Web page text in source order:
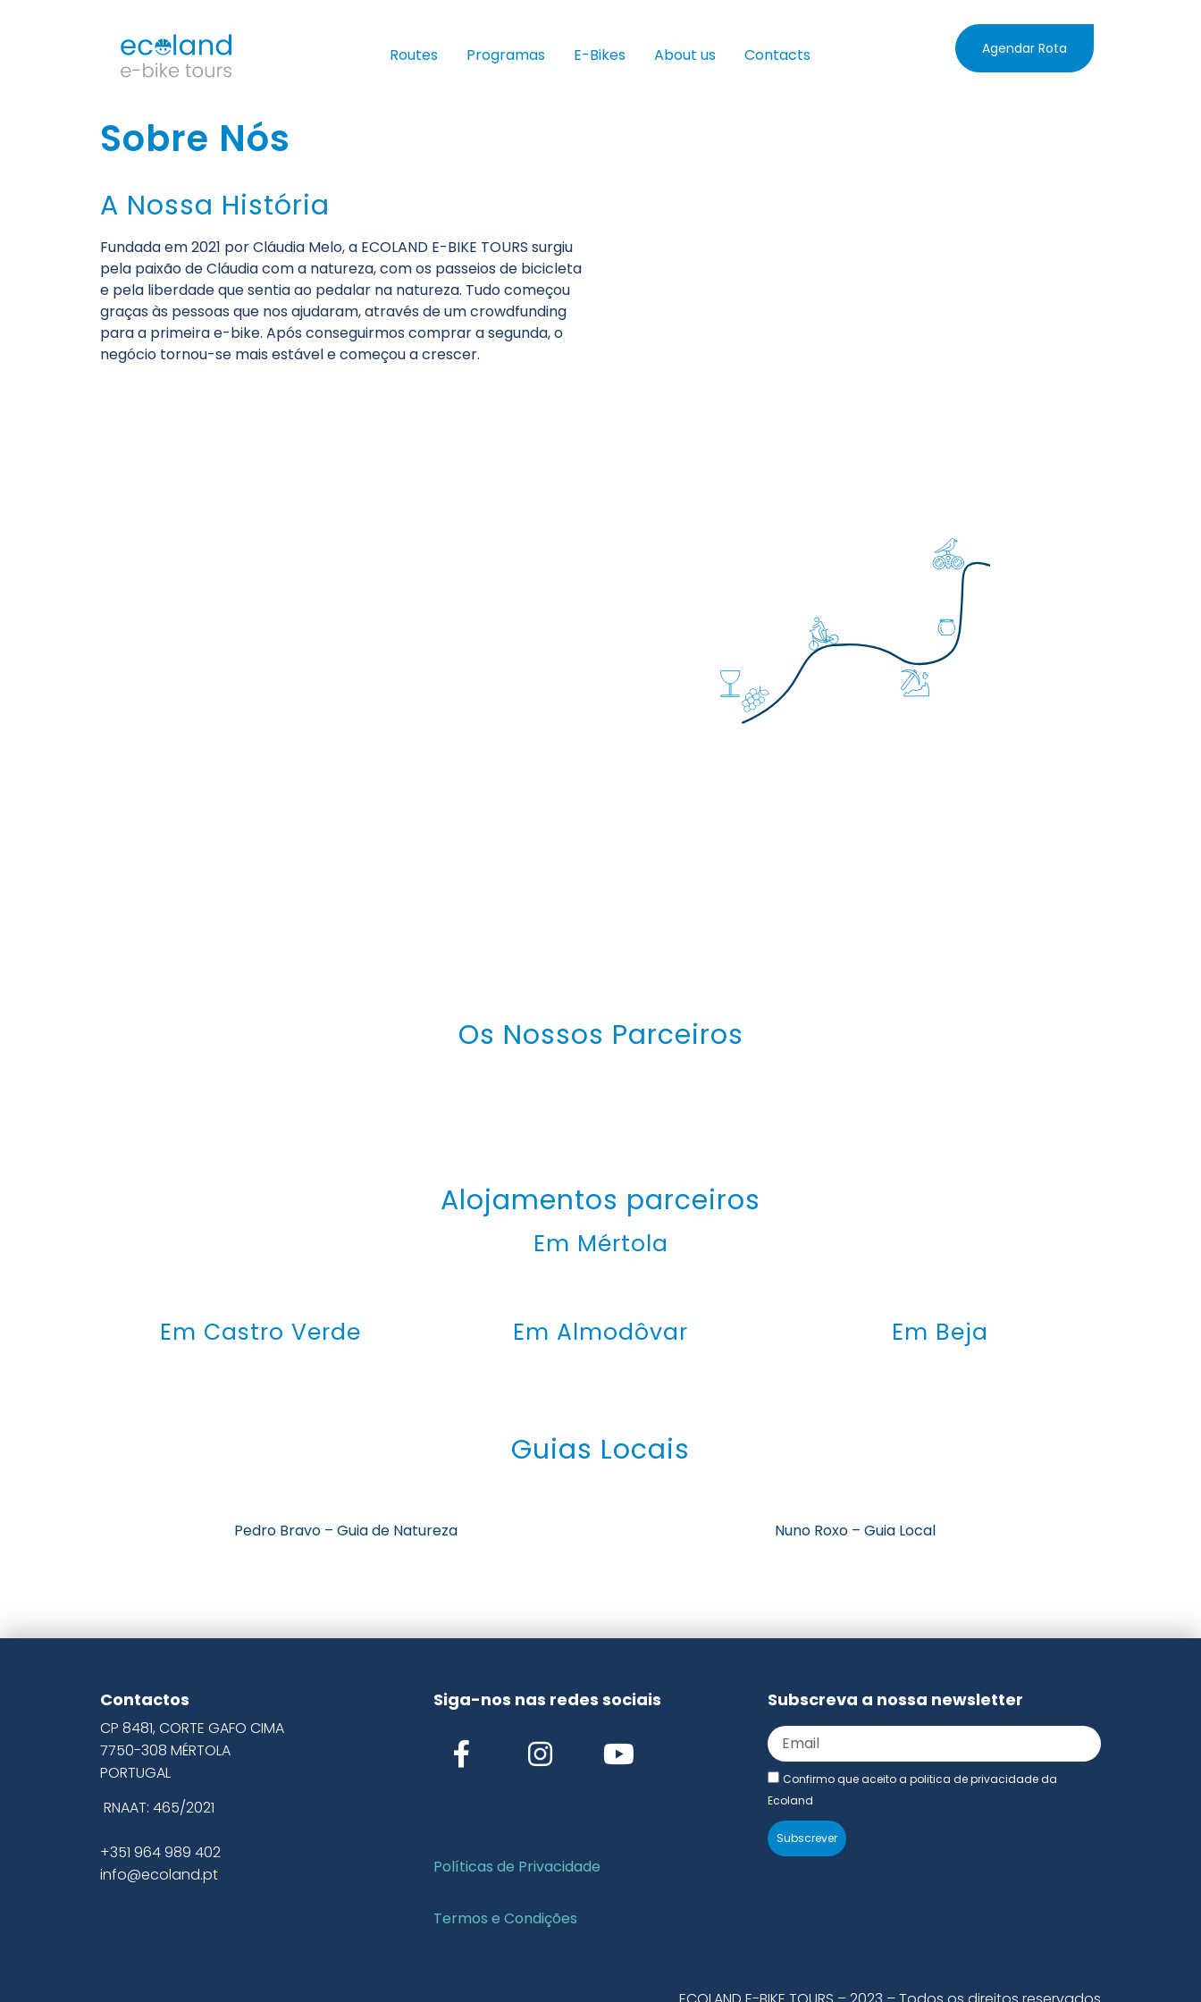
Routes Programas E-Bikes About us Contacts Agendar Rota
Sobre Nós
A Nossa História
Fundada em 2021 por Cláudia Melo, a ECOLAND E-BIKE TOURS surgiu
pela paixão de Cláudia com a natureza, com os passeios de bicicleta
e pela liberdade que sentia ao pedalar na natureza. Tudo começou
graças às pessoas que nos ajudaram, através de um crowdfunding
para a primeira e-bike. Após conseguirmos comprar a segunda, o
negócio tornou-se mais estável e começou a crescer.
Os Nossos Parceiros
Alojamentos parceiros
Em Mértola
Em Castro Verde Em Almodôvar Em Beja
Guias Locais
Pedro Bravo – Guia de Natureza Nuno Roxo – Guia Local
Contactos
CP 8481, CORTE GAFO CIMA
7750-308 MÉRTOLA
PORTUGAL
RNAAT: 465/2021
+351 964 989 402
info@ecoland.pt
Siga-nos nas redes sociais
Políticas de Privacidade
Termos e Condições
Subscreva a nossa newsletter
Confirmo que aceito a politica de privacidade da
Ecoland
Subscrever